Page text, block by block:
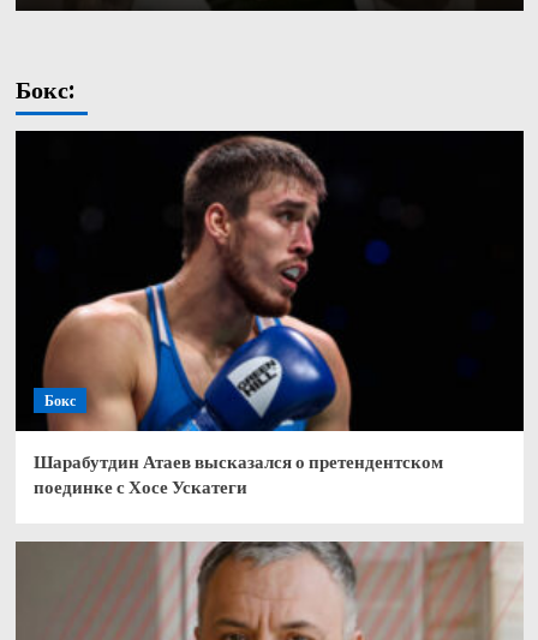
света. Иванович не исключение»
Бокс:
Бокс
Шарабутдин Атаев высказался о претендентском
поединке с Хосе Ускатеги